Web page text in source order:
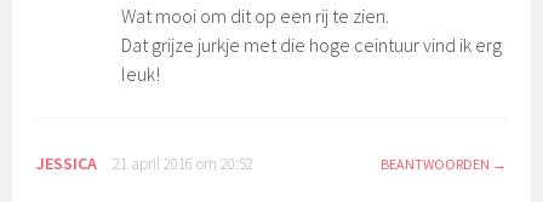
Wat mooi om dit op een rij te zien.
Dat grijze jurkje met die hoge ceintuur vind ik erg
leuk!
JESSICA 21 april 2016 om 20:52 BEANTWOORDEN